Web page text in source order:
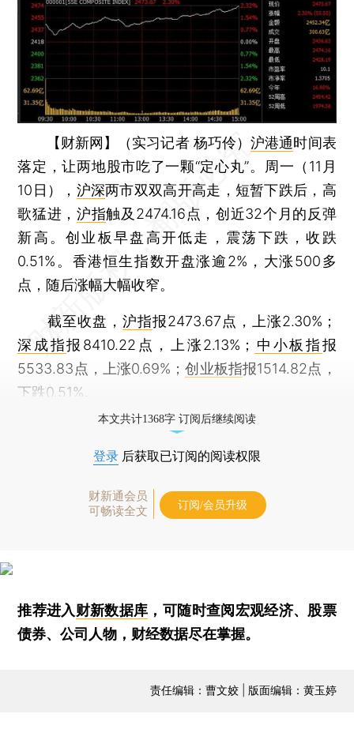
【财新网】（实习记者 杨巧伶）沪港通时间表
落定，让两地股市吃了一颗“定心丸”。周一（11月
10日）， 沪深两市双双高开高走，短暂下跌后，高
歌猛进，沪指触及2474.16点，创近32个月的反弹
新高。创业板早盘高开低走，震荡下跌，收跌
0.51%。香港恒生指数开盘涨逾2%，大涨500多
点，随后涨幅大幅收窄。
截至收盘，沪指报2473.67点，上涨2.30%；
深成指报8410.22点，上涨2.13%； 中小板指报
5533.83点，上涨0.69%；创业板指报1514.82点，
下跌0.51%。
本文共计1368字 订阅后继续阅读
登录 后获取已订阅的阅读权限
财新通会员
可畅读全文
订阅/会员升级
推荐进入财新数据库 ，可随时查阅宏观经济、股票
债券、公司人物，财经数据尽在掌握。
责任编辑：曹文姣 | 版面编辑：黄玉婷